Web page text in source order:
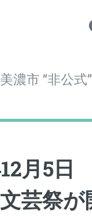
美濃市 “非公
12月5
芸祭が